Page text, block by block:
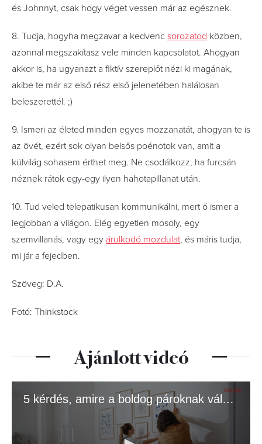
és Johnnyt, csak hogy véget vessen már az egésznek.
8. Tudja, hogyha megzavar a kedvenc sorozatod közben,
azonnal megszakítasz vele minden kapcsolatot. Ahogyan
akkor is, ha ugyanazt a fiktív szereplőt nézi ki magának,
akibe te már az első rész első jelenetében halálosan
beleszerettél. ;)
9. Ismeri az életed minden egyes mozzanatát, ahogyan te is
az övét, ezért sok olyan belsős poénotok van, amit a
külvilág sohasem érthet meg. Ne csodálkozz, ha furcsán
néznek rátok egy-egy ilyen hahotapillanat után.
10. Tud veled telepatikusan kommunikálni, mert ő ismer a
legjobban a világon. Elég egyetlen mosoly, egy
szemvillanás, vagy egy árulkodó mozdulat, és máris tudja,
mi jár a fejedben.
Szöveg: D.A.
Fotó: Thinkstock
Ajánlott videó
5 kérdés, amire a boldog pároknak válaszolnia kell